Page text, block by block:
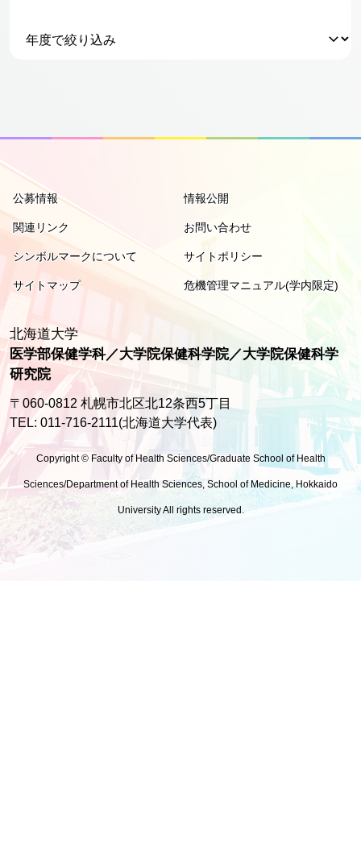
北海道大学
医学部保健学科／大学院保健科学院／大学院保健科学
研究院
〒060-0812 札幌市北区北12条西5丁目
TEL: 011-716-2111(北海道大学代表)
公募情報 情報公開
関連リンク お問い合わせ
シンボルマークについて サイトポリシー
サイトマップ 危機管理マニュアル(学内限定)
Copyright © Faculty of Health Sciences/Graduate School of Health
Sciences/Department of Health Sciences, School of Medicine, Hokkaido
University All rights reserved.